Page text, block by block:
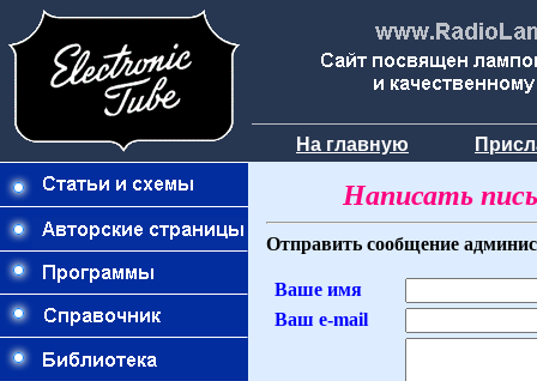
На главную
Написать
Отправить сообщение
Ваше имя
Ваш e-mail